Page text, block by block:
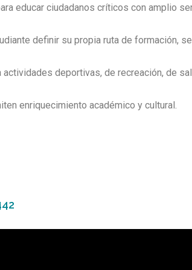
educar ciudadanos críticos con amplio
definir su propia ruta de formación,
deportivas, de recreación, de
enriquecimiento académico y cultural.